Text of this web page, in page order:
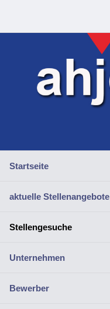
Startseite
aktuelle Stellenangebote
Stellengesuche
Unternehmen
Bewerber